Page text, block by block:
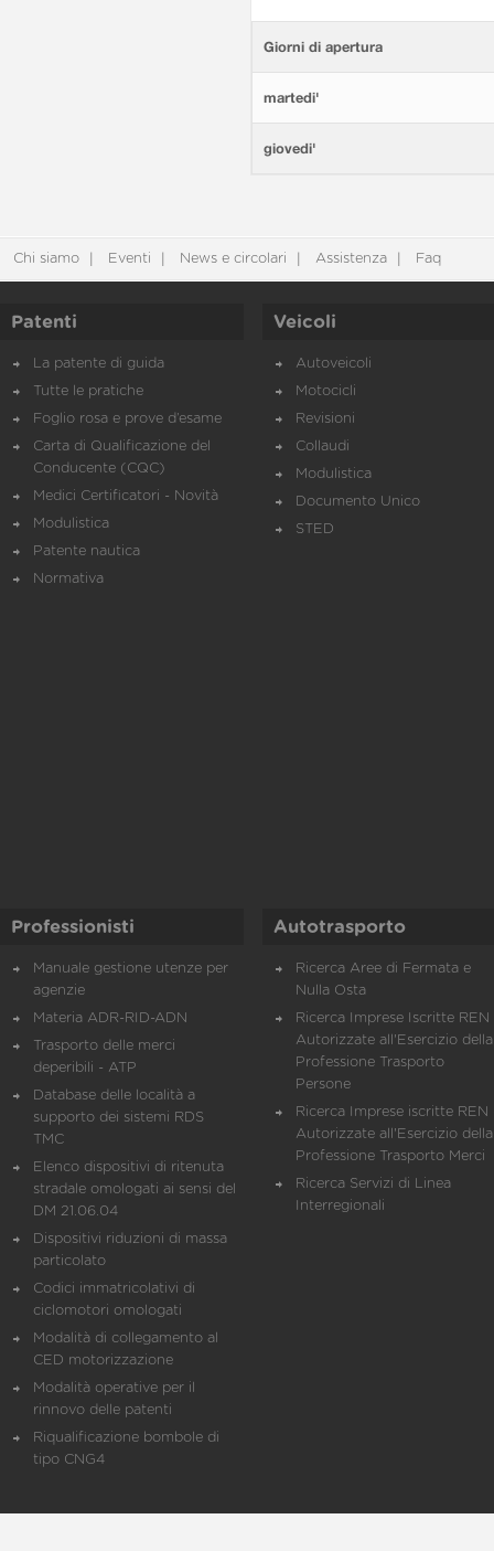
Giorni di apertura
martedi'
giovedi'
Chi siamo Eventi News e circolari Assistenza Faq
Patenti
La patente di guida
Tutte le pratiche
Foglio rosa e prove d’esame
Carta di Qualificazione del
Conducente (CQC)
Medici Certificatori - Novità
Modulistica
Patente nautica
Normativa
Veicoli
Autoveicoli
Motocicli
Revisioni
Collaudi
Modulistica
Documento Unico
STED
Professionisti
Manuale gestione utenze per
agenzie
Materia ADR-RID-ADN
Trasporto delle merci
deperibili - ATP
Database delle località a
supporto dei sistemi RDS
TMC
Elenco dispositivi di ritenuta
stradale omologati ai sensi del
DM 21.06.04
Dispositivi riduzioni di massa
particolato
Codici immatricolativi di
ciclomotori omologati
Modalità di collegamento al
CED motorizzazione
Modalità operative per il
rinnovo delle patenti
Riqualificazione bombole di
tipo CNG4
Autotrasporto
Ricerca Aree di Fermata e
Nulla Osta
Ricerca Imprese Iscritte REN
Autorizzate all'Esercizio della
Professione Trasporto
Persone
Ricerca Imprese iscritte REN
Autorizzate all'Esercizio della
Professione Trasporto Merci
Ricerca Servizi di Linea
Interregionali